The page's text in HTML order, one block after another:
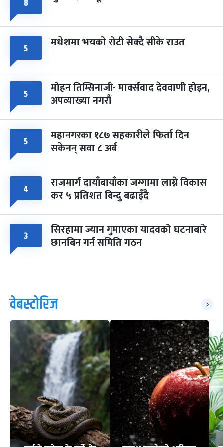
८
५ मधेशमा भयको रोटी सेक्दै सीके राउत
५ मोहन तिम्सिनाजी- मार्क्सवाद देववाणी होइन,
अपव्याख्या नगरौं
५ महानगरका १८७ सहकारीले फिर्ता दिन
सकेनन् सवा ८ अर्ब
४ राजमार्ग दायाँबायाँका जग्गामा लाग्ने विकास
कर ५ प्रतिशत बिन्दु बढाइँदै
३ सिरहामा ज्यान गुमाएका यादवको घटनाबारे
छानबिन गर्न समिति गठन
वेबस्टोरिज